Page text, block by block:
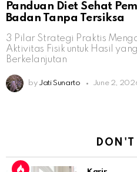
Panduan Diet Sehat
Badan Tanpa Tersiksa
3 Pilar Strategi Praktis
Aktivitas Fisik untuk Hasil
Berkelanjutan
by Jati Sunarto June 2,
DON'T